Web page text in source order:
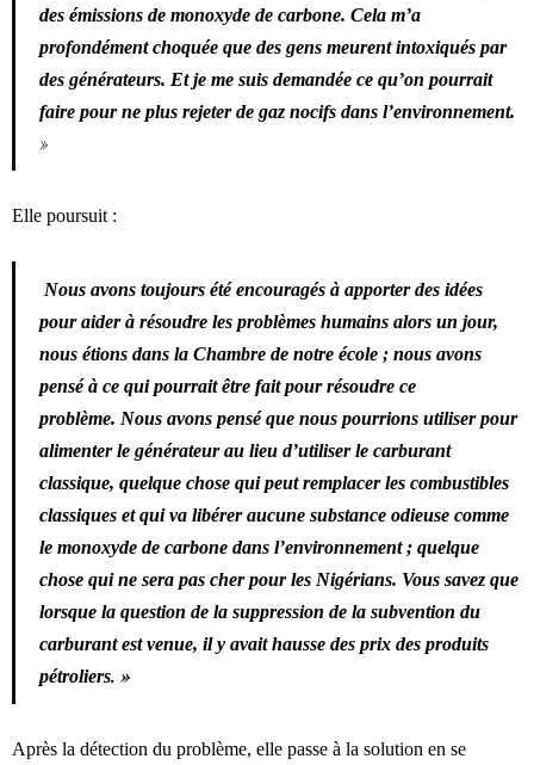
des émissions de monoxyde de carbone. Cela m’a
profondément choquée que des gens meurent intoxiqués par
des générateurs. Et je me suis demandée ce qu’on pourrait
faire pour ne plus rejeter de gaz nocifs dans l’environnement.
»
Elle poursuit :
Nous avons toujours été encouragés à apporter des idées
pour aider à résoudre les problèmes humains alors un jour,
nous étions dans la Chambre de notre école ; nous avons
pensé à ce qui pourrait être fait pour résoudre ce
problème. Nous avons pensé que nous pourrions utiliser pour
alimenter le générateur au lieu d’utiliser le carburant
classique, quelque chose qui peut remplacer les combustibles
classiques et qui va libérer aucune substance odieuse comme
le monoxyde de carbone dans l’environnement ; quelque
chose qui ne sera pas cher pour les Nigérians. Vous savez que
lorsque la question de la suppression de la subvention du
carburant est venue, il y avait hausse des prix des produits
pétroliers. »
Après la détection du problème, elle passe à la solution en se